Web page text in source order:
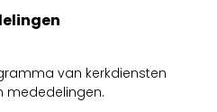
van kerkdiensten
mededelingen.